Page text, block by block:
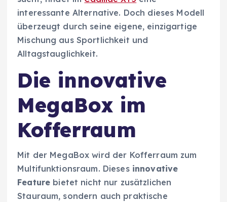
interessante Alternative. Doch dieses Modell
überzeugt durch seine eigene, einzigartige
Mischung aus Sportlichkeit und
Alltagstauglichkeit.
Die innovative
MegaBox im
Kofferraum
Mit der MegaBox wird der Kofferraum zum
Multifunktionsraum. Dieses innovative
Feature bietet nicht nur zusätzlichen
Stauraum, sondern auch praktische